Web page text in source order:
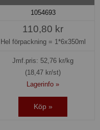
1054693
110,80 kr
Hel förpackning = 1*6x350ml
Jmf.pris: 52,76 kr/kg
(18,47 kr/st)
Lagerinfo »
Köp »